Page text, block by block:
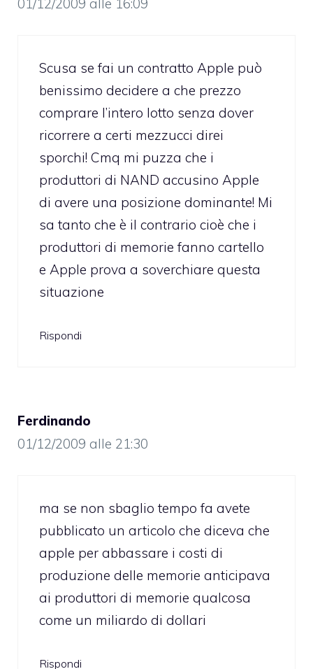
01/12/2009 alle 16:09
Scusa se fai un contratto Apple può
benissimo decidere a che prezzo
comprare l’intero lotto senza dover
ricorrere a certi mezzucci direi
sporchi! Cmq mi puzza che i
produttori di NAND accusino Apple
di avere una posizione dominante! Mi
sa tanto che è il contrario cioè che i
produttori di memorie fanno cartello
e Apple prova a soverchiare questa
situazione
Rispondi
Ferdinando
01/12/2009 alle 21:30
ma se non sbaglio tempo fa avete
pubblicato un articolo che diceva che
apple per abbassare i costi di
produzione delle memorie anticipava
ai produttori di memorie qualcosa
come un miliardo di dollari
Rispondi